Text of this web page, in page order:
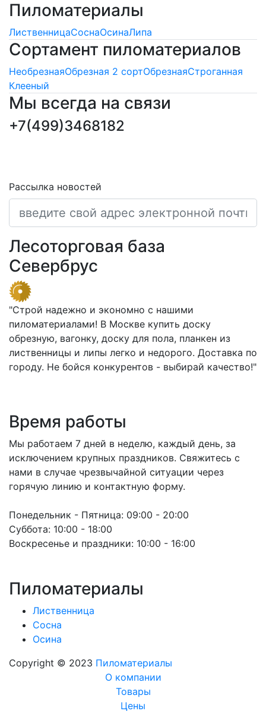
Пиломатериалы
ЛиственницаСоснаОсинаЛипа
Сортамент пиломатериалов
НеобрезнаяОбрезная 2 сортОбрезнаяСтроганная
Клееный
Мы всегда на связи
+7(499)3468182
Рассылка новостей
Лесоторговая база
Севербрус
"Строй надежно и экономно с нашими
пиломатериалами! В Москве купить доску
обрезную, вагонку, доску для пола, планкен из
лиственницы и липы легко и недорого. Доставка по
городу. Не бойся конкурентов - выбирай качество!"
Время работы
Мы работаем 7 дней в неделю, каждый день, за
исключением крупных праздников. Свяжитесь с
нами в случае чрезвычайной ситуации через
горячую линию и контактную форму.
Понедельник - Пятница: 09:00 - 20:00
Суббота: 10:00 - 18:00
Воскресенье и праздники: 10:00 - 16:00
Пиломатериалы
Лиственница
Сосна
Осина
Copyright © 2023 Пиломатериалы
О компании
Товары
Цены